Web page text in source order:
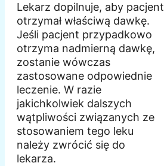
Lekarz dopilnuje, aby pacjent
otrzymał właściwą dawkę.
Jeśli pacjent przypadkowo
otrzyma nadmierną dawkę,
zostanie wówczas
zastosowane odpowiednie
leczenie. W razie
jakichkolwiek dalszych
wątpliwości związanych ze
stosowaniem tego leku
należy zwrócić się do
lekarza.